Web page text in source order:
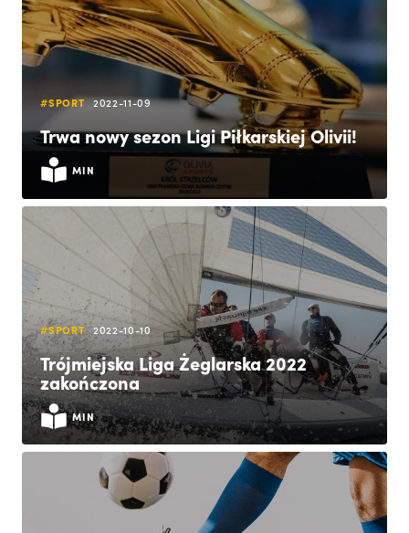
#SPORT 2022-11-09
Trwa nowy sezon Ligi Piłkarskiej Olivii!
MIN
#SPORT 2022-10-10
Trójmiejska Liga Żeglarska 2022
zakończona
MIN